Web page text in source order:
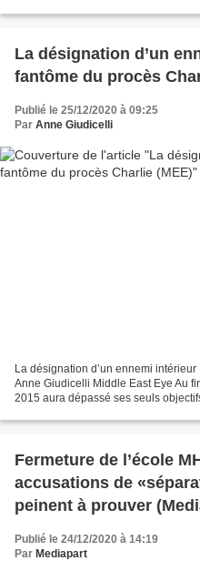
La désignation d’un
fantôme du procès
Publié le 25/12/2020 à 09:25
Par Anne Giudicelli
La désignation d’un ennemi
Anne Giudicelli Middle East Eye Au
2015 aura dépassé ses seuls
Fermeture de l’école
accusations de
peinent à prouver
Publié le 24/12/2020 à 14:19
Par Mediapart